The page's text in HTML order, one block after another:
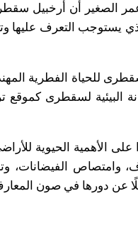
الصغير أن أرخبيل
يستوجب التعرف عليها
للحياة الفطرية
البيئية لسقطرى
على الأهمية الحيوية
وامتصاص الفيضانات،
عن دورها في صون المعارف